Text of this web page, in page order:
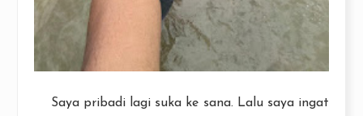
Saya pribadi lagi suka ke sana. Lalu saya ingat